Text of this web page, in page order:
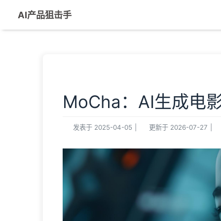
AI产品狙击手
MoCha：AI生成电
发表于 2025-04-05 更新于 2026-07-27